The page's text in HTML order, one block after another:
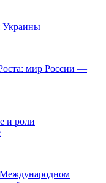
Украины
мир России —
и роли